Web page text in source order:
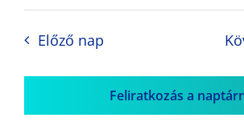
Előző nap
Feliratkozás a